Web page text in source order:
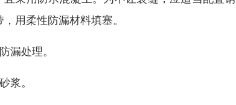
用柔性防漏材料填塞。
漏处理。
浆。